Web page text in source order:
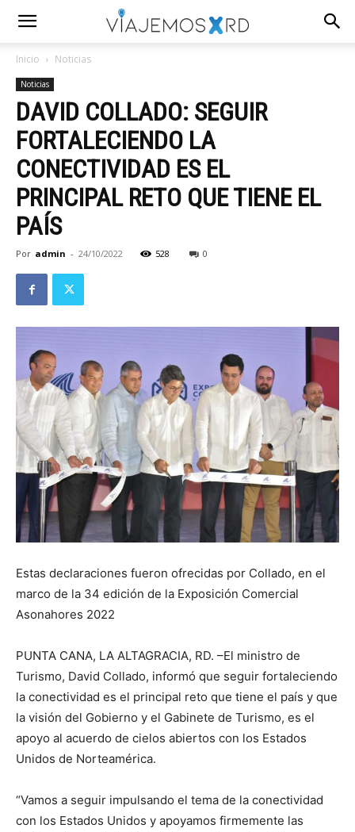
Inicio Noticias
Noticias
DAVID COLLADO: SEGUIR
FORTALECIENDO LA
CONECTIVIDAD ES EL
PRINCIPAL RETO QUE TIENE EL
PAÍS
Por admin - 24/10/2022 528 0
Estas declaraciones fueron ofrecidas por Collado, en el
marco de la 34 edición de la Exposición Comercial
Asonahores 2022
PUNTA CANA, LA ALTAGRACIA, RD. –El ministro de
Turismo, David Collado, informó que seguir fortaleciendo
la conectividad es el principal reto que tiene el país y que
la visión del Gobierno y el Gabinete de Turismo, es el
apoyo al acuerdo de cielos abiertos con los Estados
Unidos de Norteamérica.
“Vamos a seguir impulsando el tema de la conectividad
con los Estados Unidos y apoyamos firmemente las